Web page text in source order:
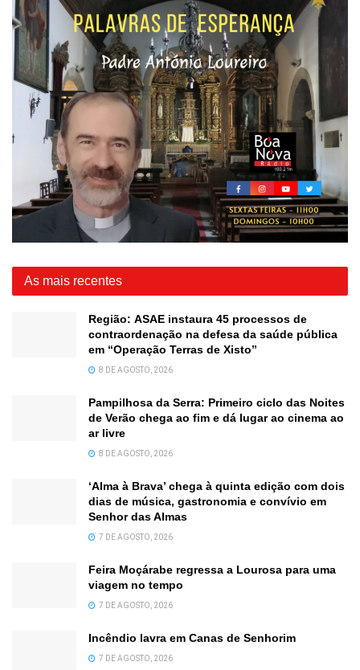
As mais recentes
Região: ASAE instaura 45 processos de
contraordenação na defesa da saúde pública
em “Operação Terras de Xisto”
8 DE AGOSTO, 2026
Pampilhosa da Serra: Primeiro ciclo das Noites
de Verão chega ao fim e dá lugar ao cinema ao
ar livre
8 DE AGOSTO, 2026
‘Alma à Brava’ chega à quinta edição com dois
dias de música, gastronomia e convívio em
Senhor das Almas
7 DE AGOSTO, 2026
Feira Moçárabe regressa a Lourosa para uma
viagem no tempo
7 DE AGOSTO, 2026
Incêndio lavra em Canas de Senhorim
7 DE AGOSTO, 2026